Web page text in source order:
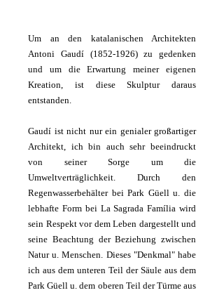
Um an den katalanischen Architekten
Antoni Gaudí (1852-1926)zu gedenken
und um die Erwartung meiner eigenen
Kreation, ist diese Skulptur daraus
entstanden.
Gaudí ist nicht nur ein genialer großartiger
Architekt, ich bin auch sehr beeindruckt
von seiner Sorge um die
Umweltverträglichkeit. Durch den
Regenwasserbehälter bei Park Güell u. die
lebhafte Form bei La Sagrada Família wird
sein Respekt vor dem Leben dargestellt und
seine Beachtung der Beziehung zwischen
Natur u. Menschen. Dieses "Denkmal" habe
ich aus dem unteren Teil der Säule aus dem
Park Güell u. dem oberen Teil der Türme aus